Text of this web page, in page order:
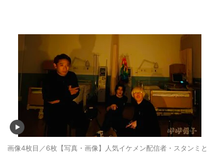
画像4枚目／6枚 【写真・画像】人気イケメン配信者・スタンミと